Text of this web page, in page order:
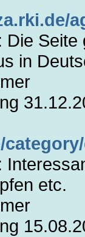
Die
in
etc.